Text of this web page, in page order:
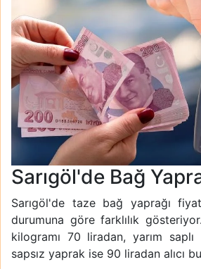
Sarıgöl'de Bağ
Sarıgöl'de taze bağ yaprağı
durumuna göre farklılık
kilogramı 70 liradan, yarım
sapsız yaprak ise 90 liradan alıcı